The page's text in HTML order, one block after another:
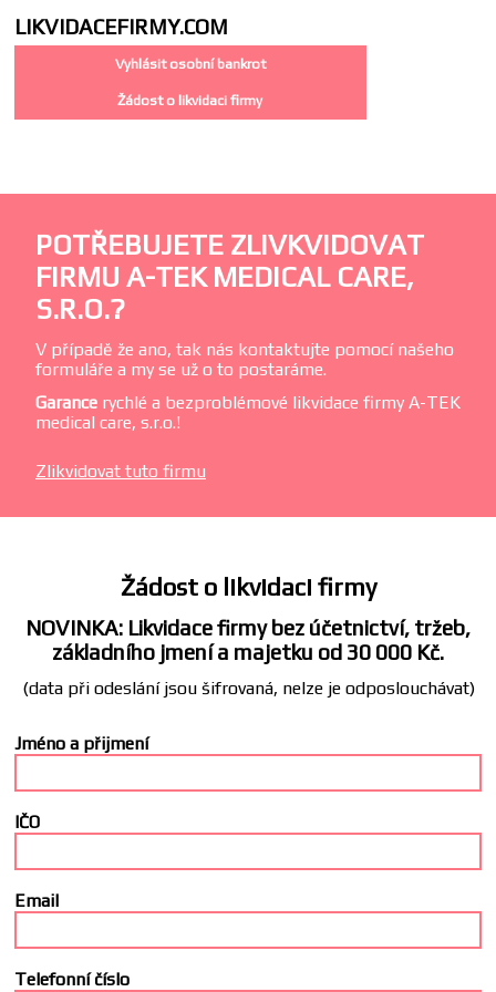
LIKVIDACEFIRMY.COM
Vyhlásit osobní bankrot
Žádost o likvidaci firmy
POTŘEBUJETE ZLIVKVIDOVAT
FIRMU A-TEK MEDICAL CARE,
S.R.O.?
V případě že ano, tak nás kontaktujte pomocí našeho
formuláře a my se už o to postaráme.
Garance rychlé a bezproblémové likvidace firmy A-TEK
medical care, s.r.o.!
Zlikvidovat tuto firmu
Žádost o likvidaci firmy
NOVINKA: Likvidace firmy bez účetnictví, tržeb,
základního jmení a majetku od 30 000 Kč.
(data při odeslání jsou šifrovaná, nelze je odposlouchávat)
Jméno a přijmení
IČO
Email
Telefonní číslo